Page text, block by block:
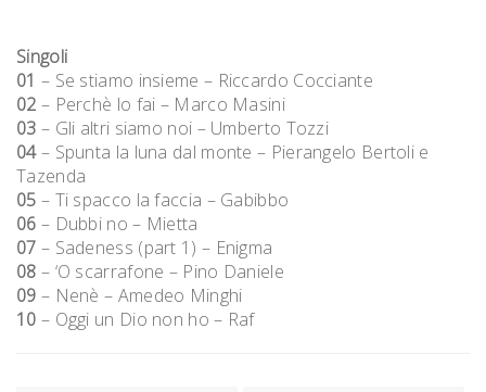
Singoli
01 – Se stiamo insieme – Riccardo Cocciante
02 – Perchè lo fai – Marco Masini
03 – Gli altri siamo noi – Umberto Tozzi
04– Spunta la luna dal monte – Pierangelo Bertoli e
Tazenda
05 – Ti spacco la faccia – Gabibbo
06 – Dubbi no – Mietta
07 – Sadeness (part 1) – Enigma
08 – ‘O scarrafone – Pino Daniele
09 – Nenè – Amedeo Minghi
10 – Oggi un Dio non ho – Raf